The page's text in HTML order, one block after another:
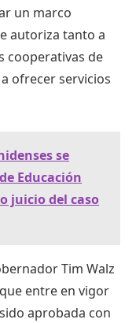
un marco
autoriza tanto a
cooperativas de
ofrecer servicios
se
Educación
juicio del caso
Tim Walz
entre en vigor
aprobada con